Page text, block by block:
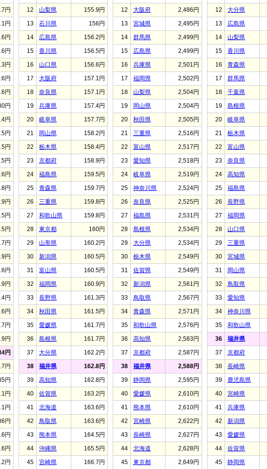
円
円
円
円
円
円
円
円
円
円
円
円
円
円
円
円
円
円
円
円
円
円
円
円
円
円
円
円
円
円
円
円
円
円
12
山梨県
155.9円
13
石川県
156円
14
広島県
156.2円
15
香川県
156.5円
16
山口県
156.6円
17
大阪府
157.1円
18
奈良県
157.1円
19
兵庫県
157.4円
20
岐阜県
157.7円
21
岡山県
158.2円
22
栃木県
158.4円
23
京都府
158.9円
24
福島県
159.5円
25
青森県
159.7円
26
三重県
159.8円
27
和歌山県
159.8円
28
東京都
160円
29
山形県
160.2円
30
新潟県
160.5円
31
富山県
160.5円
32
福岡県
160.9円
33
長野県
161.3円
34
秋田県
161.5円
35
愛媛県
161.7円
36
島根県
161.7円
37
大分県
162.2円
38
福井県
162.8円
39
高知県
162.8円
40
佐賀県
163.2円
41
北海道
163.6円
42
鳥取県
163.6円
43
熊本県
164.5円
44
沖縄県
165.5円
45
宮崎県 166.7円
12
大阪府
2,486円
13
宮城県
2,495円
14
群馬県
2,499円
15
広島県
2,499円
16
兵庫県
2,501円
17
福岡県
2,502円
18
山梨県
2,504円
19
岡山県
2,504円
20
秋田県
2,505円
21
三重県
2,516円
22
富山県
2,517円
23
愛知県
2,518円
24
岐阜県
2,519円
25
神奈川県
2,524円
26
奈良県
2,525円
27
福島県
2,531円
28
島根県
2,534円
29
大分県
2,534円
30
栃木県
2,549円
31
佐賀県
2,549円
32
新潟県
2,561円
33
鳥取県
2,567円
34
青森県
2,571円
35
和歌山県
2,576円
36
高知県
2,583円
37
京都府
2,587円
38
福井県
2,588円
39
静岡県
2,595円
40
愛媛県
2,610円
41
熊本県
2,610円
42
宮崎県
2,622円
43
長崎県
2,627円
44
北海道
2,628円
45
東京都 2,649円
12
大分県
13
広島県
14
山梨県
15
香川県
16
青森県
17
群馬県
18
千葉県
19
島根県
20
岐阜県
21
栃木県
22
富山県
23
奈良県
24
高知県
25
福島県
26
長野県
27
福岡県
28
山口県
29
三重県
30
宮城県
31
岡山県
32
鳥取県
33
愛知県
34
神奈川県
35
和歌山県
36
福井県
37
京都府
38
長崎県
39
鹿児島県
40
宮崎県
41
兵庫県
42
新潟県
43
愛媛県
44
佐賀県
45
静岡県